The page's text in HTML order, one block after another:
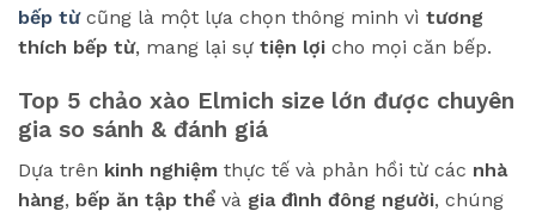
bếp từcũng là một lựa chọn thông minh vì tương
thích bếp từ, mang lại sự tiện lợi cho mọi căn bếp.
Top 5 chảo xào Elmich size lớn được chuyên
gia so sánh & đánh giá
Dựa trên kinh nghiệm thực tế và phản hồi từ các nhà
hàng, bếp ăn tập thể và gia đình đông người, chúng